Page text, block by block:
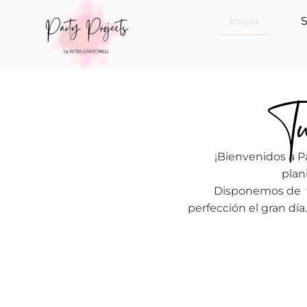
Inicio
¡Bienvenidos a
Disponemos de
perfección el gran